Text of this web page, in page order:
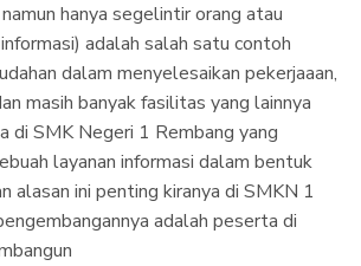
hanya segelintir orang atau
adalah salah satu contoh
dalam menyelesaikan pekerjaaan,
masih banyak fasilitas yang lainnya
di SMK Negeri 1 Rembang yang
layanan informasi dalam bentuk
alasan ini penting kiranya di SMKN 1
adalah peserta di